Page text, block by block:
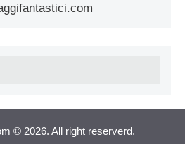
© 2026. All right reserverd.